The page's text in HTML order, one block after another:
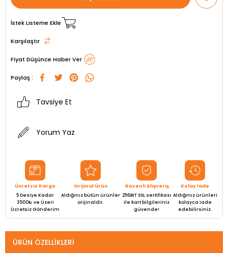
İstek Listeme Ekle
Karşılaştır
Fiyat Düşünce Haber Ver
Paylaş :
Tavsiye Et
Yorum Yaz
Ücretsiz Kargo
5 Desiye Kadar
3500₺ ve Üzeri
Ücretsiz Gönderim
Orijinal Ürün
Aldığınız bütün ürünler
orijinaldir.
Güvenli Alışveriş
256BIT SSL sertifikası
ile kart bilgileriniz
güvende!
Kolay İade
Aldığınız ürünleri
kolayca iade
edebilirsiniz.
ÜRÜN ÖZELLIKLERI